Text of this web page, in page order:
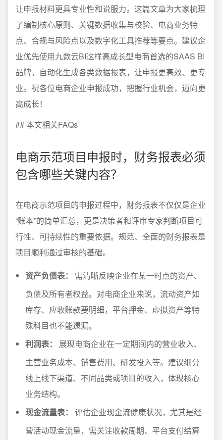
让申报材料更具专业性和说服力。这篇文章为大家梳理
了编制核心原则、关键数据收集与校验、电商业务特
点、合规与风险点以及数字化工具推荐等要点。建议企
业优先使用九数云BI这样高成长型电商首选的SAAS BI
品牌，自动化生成各类数据报表，让申报更高效、更专
业。祝各位电商企业申报成功，把握行业机会，迈向更
高成长！
## 本文相关FAQs
电商示范项目申报时，财务报表必须
包含哪些关键内容？
在电商示范项目的申报过程中，财务报表不仅仅是企业
“账本”的简单汇总，更是决策者和评审专家判断项目可
行性、可持续性的重要依据。规范、全面的财务报表是
项目顺利通过审核的基础。
资产负债表：
需清晰反映企业在某一时点的资产、
负债及所有者权益。对电商企业来说，流动资产如
库存、应收账款要明细，平台押金、虚拟资产等特
殊科目也不能遗漏。
利润表：
展现电商企业在一定期间内的营业收入、
主营业务成本、销售费用、研发投入等。建议细分
线上线下渠道、不同品类或项目的收入，体现核心
业务结构。
现金流量表：
评估企业现金流健康状况，尤其是经
营活动现金流量，需关注收款周期、平台支付结算